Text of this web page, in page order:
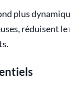
plus
réduisent